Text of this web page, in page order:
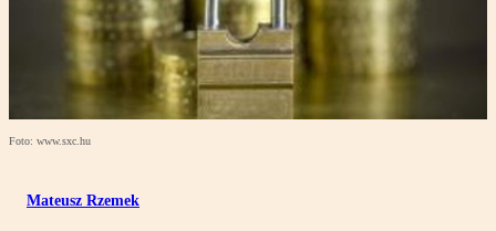
Foto: www.sxc.hu
Mateusz Rzemek